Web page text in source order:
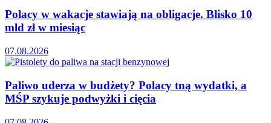
Polacy w wakacje stawiają na obligacje. Blisko 10
mld zł w miesiąc
07.08.2026
Paliwo uderza w budżety? Polacy tną wydatki, a
MŚP szykuje podwyżki i cięcia